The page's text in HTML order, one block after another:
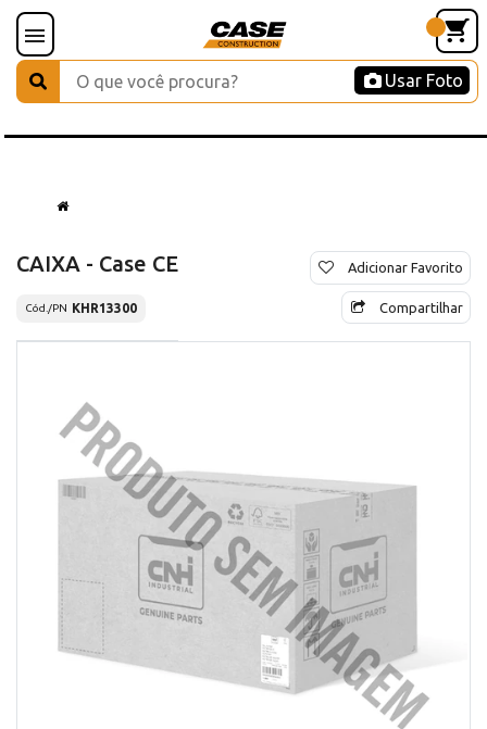
Usar Foto
CAIXA - Case CE
Cód./PN KHR13300
Adicionar Favorito
Compartilhar